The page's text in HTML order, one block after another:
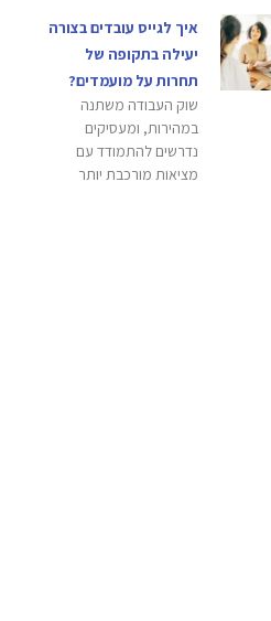
איך לגייס עובדים בצורה
יעילה בתקופה של
תחרות על מועמדים?
שוק העבודה משתנה
במהירות, ומעסיקים
נדרשים להתמודד עם
מציאות מורכבת יותר